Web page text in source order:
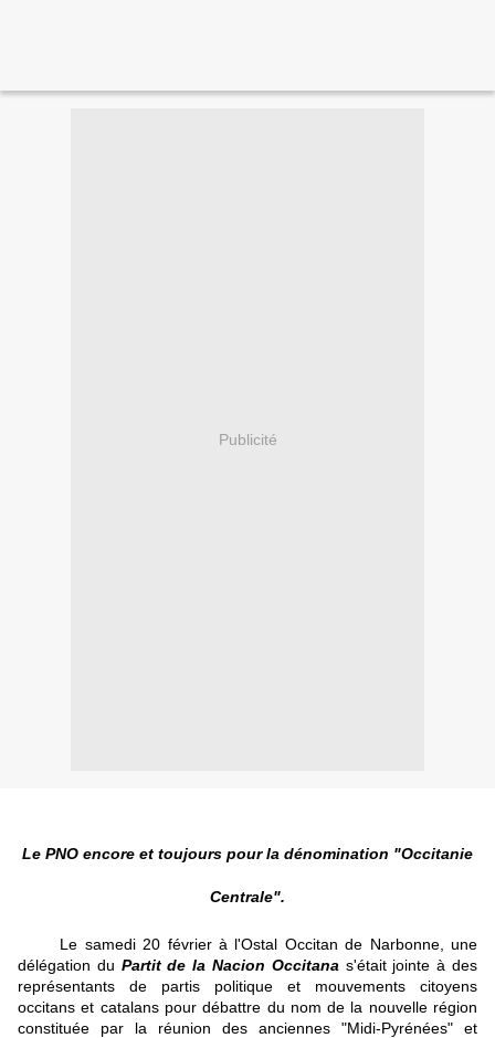
Publicité
Le PNO encore et toujours pour la dénomination "Occitanie
Centrale".
Le samedi 20 février à l'Ostal Occitan de Narbonne, une
délégation du Partit de la Nacion Occitana s'était jointe à des
représentants de partis politique et mouvements citoyens
occitans et catalans pour débattre du nom de la nouvelle région
constituée par la réunion des anciennes "Midi-Pyrénées" et